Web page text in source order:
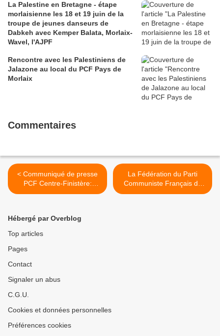
La Palestine en Bretagne - étape
morlaisienne les 18 et 19 juin de la
troupe de jeunes danseurs de
Dabkeh avec Kemper Balata, Morlaix-
Wavel, l'AJPF
Rencontre avec les Palestiniens de
Jalazone au local du PCF Pays de
Morlaix
Commentaires
< Communiqué de presse
PCF Centre-Finistère:
Soyons largement mobilisés
La Fédération du Parti
Communiste Français du
Finistère dénonce l'attitude
Hébergé par Overblog
Top articles
Pages
Contact
Signaler un abus
C.G.U.
Cookies et données personnelles
Préférences cookies